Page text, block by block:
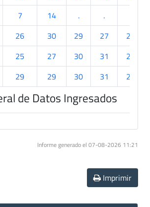
7 14 . .
26 30 29 27
24
25 27 30 31
26
29 29 30 31 26
de Datos Ingresados
Informe generado el 07-08-2026 11:21
Imprimir